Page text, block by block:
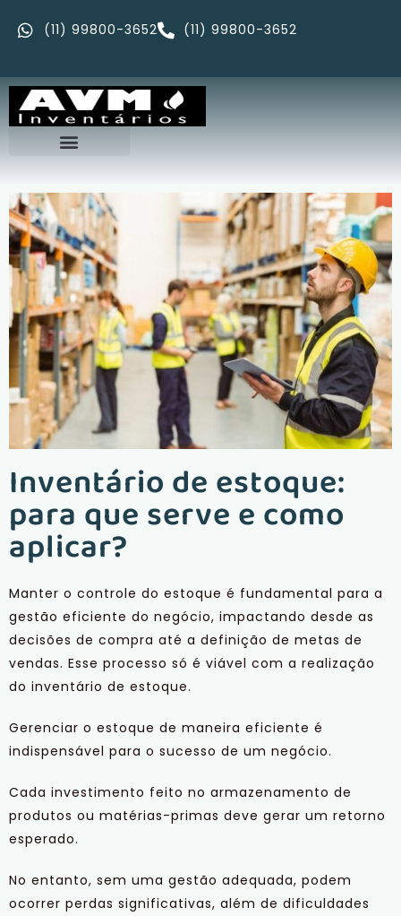
(11) 99800-3652 (11) 99800-3652
Inventário de estoque:
para que serve e como
aplicar?
Manter o controle do estoque é fundamental para a
gestão eficiente do negócio, impactando desde as
decisões de compra até a definição de metas de
vendas. Esse processo só é viável com a realização
do inventário de estoque.
Gerenciar o estoque de maneira eficiente é
indispensável para o sucesso de um negócio.
Cada investimento feito no armazenamento de
produtos ou matérias-primas deve gerar um retorno
esperado.
No entanto, sem uma gestão adequada, podem
ocorrer perdas significativas, além de dificuldades